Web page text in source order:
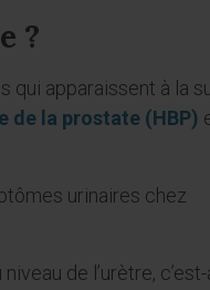
?
qui apparaissent à la
de la prostate (HBP)
urinaires chez
de l’urètre, c’est-